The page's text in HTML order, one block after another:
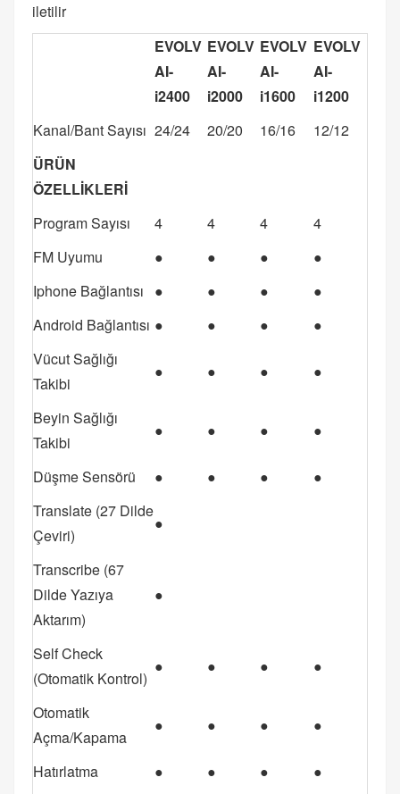
iletilir
EVOLV
AI-
i2400
EVOLV
AI-
i2000
EVOLV
AI-
i1600
EVOLV
AI-
i1200
Kanal/Bant Sayısı 24/24 20/20 16/16
12/12
ÜRÜN
ÖZELLİKLERİ
Program Sayısı
4 4 4
4
FM Uyumu
● ● ●
●
Iphone Bağlantısı
● ● ●
●
Android Bağlantısı ● ● ●
●
Vücut Sağlığı
Takibi
● ● ● ●
Beyin Sağlığı
Takibi
● ● ● ●
Düşme Sensörü ● ● ●
●
Translate (27 Dilde
Çeviri)
●
Transcribe (67
Dilde Yazıya
Aktarım)
●
Self Check
(Otomatik Kontrol)
● ● ● ●
Otomatik
Açma/Kapama
● ● ● ●
Hatırlatma ● ● ●
●